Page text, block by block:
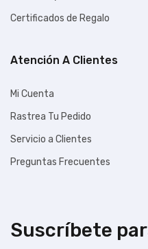
Certificados de Regalo
Atención A Clientes
Mi Cuenta
Rastrea Tu Pedido
Servicio a Clientes
Preguntas Frecuentes
Suscríbete